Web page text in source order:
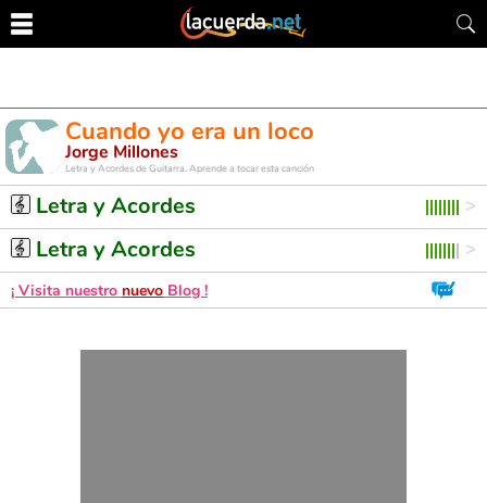
Cuando yo era un loco
Jorge Millones
Letra y Acordes de Guitarra. Aprende a tocar esta canción
Letra y Acordes
Letra y Acordes
¡ Visita nuestro nuevo Blog !